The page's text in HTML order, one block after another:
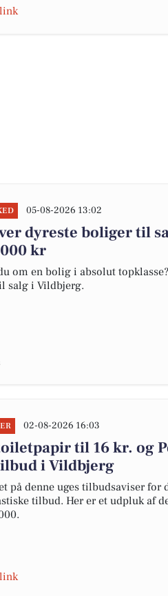
05-08-2026 13:02
dyreste boliger til
kr
om en bolig i absolut
salg i Vildbjerg.
02-08-2026 16:03
til 16 kr. og
i Vildbjerg
på denne uges tilbudsaviser
tilbud. Her er et udpluk af